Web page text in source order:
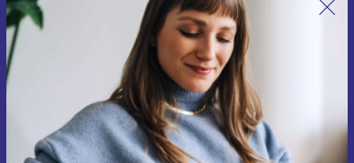
Tilmeld dig vores nyhedsbrev for
første gang og spar 115 kr!
Gå aldrig glip af et tilbud igen.
Anmod om kupon